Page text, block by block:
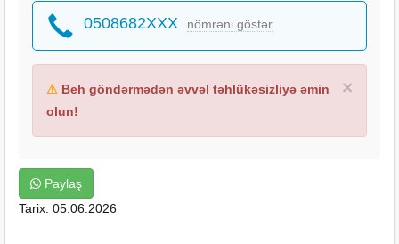
0508682XXX nömrəni göstər
×
⚠ Beh göndərmədən əvvəl təhlükəsizliyə əmin
olun!
Paylaş
Tarix: 05.06.2026